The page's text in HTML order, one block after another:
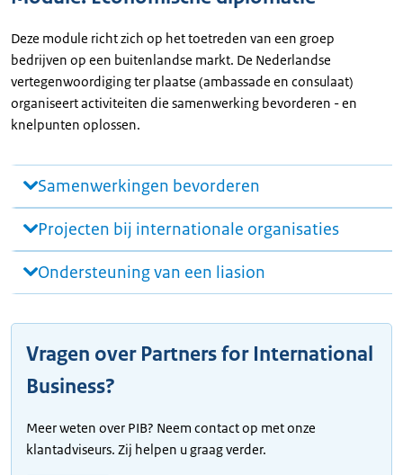
Deze module richt zich op het toetreden van een groep
bedrijven op een buitenlandse markt. De Nederlandse
vertegenwoordiging ter plaatse (ambassade en consulaat)
organiseert activiteiten die samenwerking bevorderen - en
knelpunten oplossen.
Samenwerkingen bevorderen
Projecten bij internationale organisaties
Ondersteuning van een liasion
Vragen over Partners for International
Business?
Meer weten over PIB? Neem contact op met onze
klantadviseurs. Zij helpen u graag verder.